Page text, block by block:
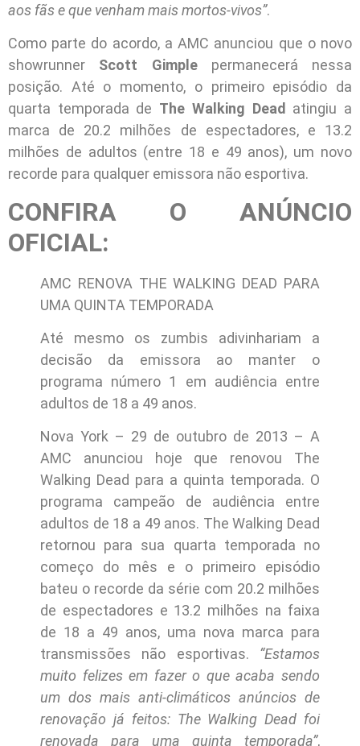
aos fãs e que venham mais mortos-vivos”.
Como parte do acordo, a AMC anunciou que o novo
showrunner Scott Gimplepermanecerá nessa
posição. Até o momento, o primeiro episódio da
quarta temporada de The Walking Dead
atingiu a
marca de 20.2 milhões de espectadores, e 13.2
milhões de adultos (entre 18 e 49 anos), um novo
recorde para qualquer emissora não esportiva.
CONFIRA O ANÚNCIO
OFICIAL:
AMC RENOVA THE WALKING DEAD PARA
UMA QUINTA TEMPORADA
Até mesmo os zumbis adivinhariam a
decisão da emissora ao manter o
programa número 1 em audiência entre
adultos de 18 a 49 anos.
Nova York – 29 de outubro de 2013 – A
AMC anunciou hoje que renovou The
Walking Dead para a quinta temporada. O
programa campeão de audiência entre
adultos de 18 a 49 anos. The Walking Dead
retornou para sua quarta temporada no
começo do mês e o primeiro episódio
bateu o recorde da série com 20.2 milhões
de espectadores e 13.2 milhões na faixa
de 18 a 49 anos, uma nova marca para
transmissões não esportivas. “Estamos
muito felizes em fazer o que acaba sendo
um dos mais anti-climáticos anúncios de
renovação já feitos: The Walking Dead foi
renovada para uma quinta temporada”,